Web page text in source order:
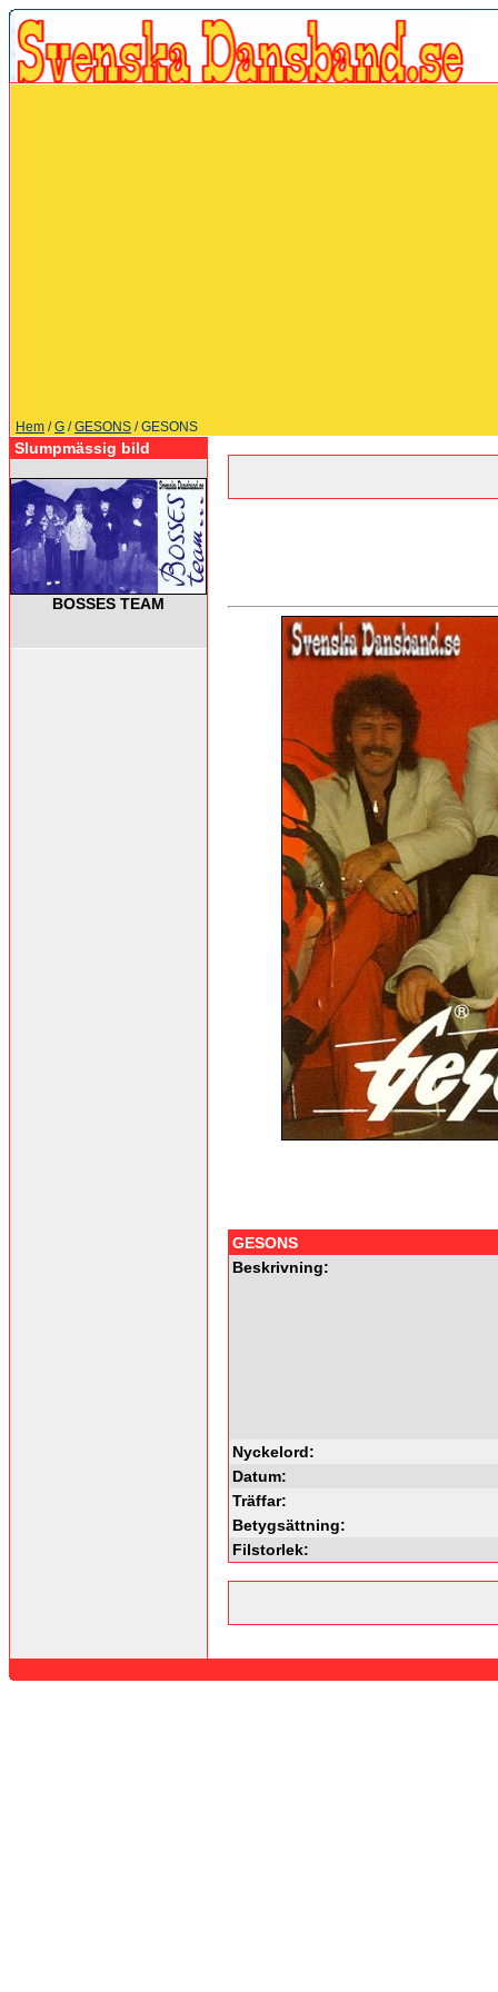
Hem /G /GESONS / GESONS
Slumpmässig bild
BOSSES TEAM
GESONS
Beskrivning:
Nyckelord:
Datum:
Träffar:
Betygsättning:
Filstorlek: